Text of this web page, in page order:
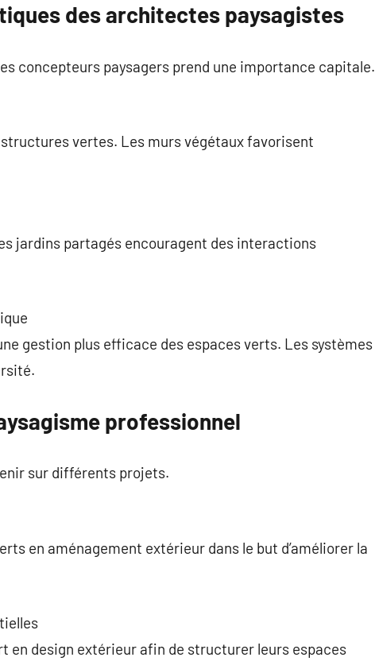
des architectes paysagistes
concepteurs paysagers prend une importance capitale.
vertes. Les murs végétaux favorisent
jardins partagés encouragent des interactions
gestion plus efficace des espaces verts. Les systèmes
professionnel
sur différents projets.
en aménagement extérieur dans le but d’améliorer la
en design extérieur afin de structurer leurs espaces